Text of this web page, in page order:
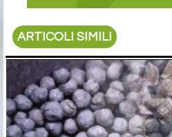
ARTICOLI SIMILI